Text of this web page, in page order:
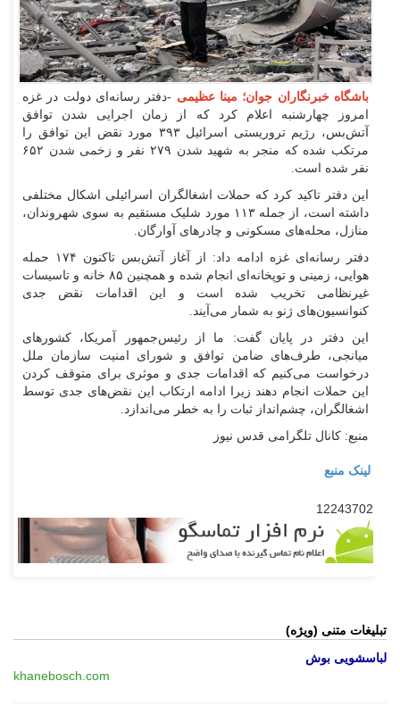
باشگاه خبرنگاران جوان؛ مینا عظیمی -دفتر رسانه‌ای دولت در غزه
امروز چهارشنبه اعلام کرد که از زمان اجرایی شدن توافق
آتش‌بس، رژیم تروریستی اسرائیل ۳۹۳ مورد نقض این توافق را
مرتکب شده‌ که منجر به شهید شدن ۲۷۹ نفر و زخمی شدن ۶۵۲
نفر شده است.
این دفتر تاکید کرد که حملات اشغالگران اسرائیلی اشکال مختلفی
داشته است، از جمله ۱۱۳ مورد شلیک مستقیم به سوی شهروندان،
منازل، محله‌های مسکونی و چادر‌های آوارگان.
دفتر رسانه‌ای غزه ادامه داد: از آغاز آتش‌بس تاکنون ۱۷۴ حمله
هوایی، زمینی و توپخانه‌ای انجام شده و همچنین ۸۵ خانه و تاسیسات
غیرنظامی تخریب شده است و این اقدامات نقض جدی
کنوانسیون‌های ژنو به شمار می‌آیند.
این دفتر در پایان گفت: ما از رئیس‌جمهور آمریکا، کشور‌های
میانجی، طرف‌های ضامن توافق و شورای امنیت سازمان ملل
درخواست می‌کنیم که اقدامات جدی و موثری برای متوقف کردن
این حملات انجام دهند زیرا ادامه ارتکاب این نقض‌های جدی توسط
اشغالگران، چشم‌انداز ثبات را به خطر می‌اندازد.
منبع: کانال تلگرامی قدس نیوز
لینک منبع
12243702
تبلیغات متنی (ویژه)
لباسشویی بوش
khanebosch.com